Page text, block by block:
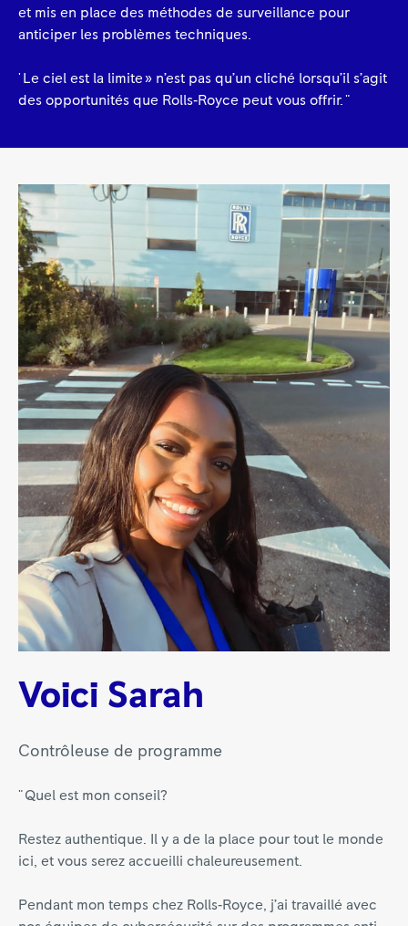
et mis en place des méthodes de surveillance pour
anticiper les problèmes techniques.
' Le ciel est la limite » n’est pas qu’un cliché lorsqu’il s’agit
des opportunités que Rolls‑Royce peut vous offrir. "
Voici Sarah
Contrôleuse de programme
" Quel est mon conseil?
Restez authentique. Il y a de la place pour tout le monde
ici, et vous serez accueilli chaleureusement.
Pendant mon temps chez Rolls‑Royce, j’ai travaillé avec